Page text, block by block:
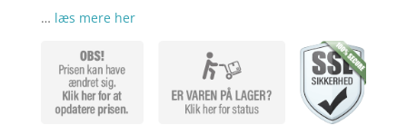
pris
var:
aktuelle
pris
… læs mere her